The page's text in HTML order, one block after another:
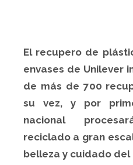
El recupero de
envases de Unilever
de más de 700
su vez, y por
nacional
reciclado a gran
belleza y cuidado del